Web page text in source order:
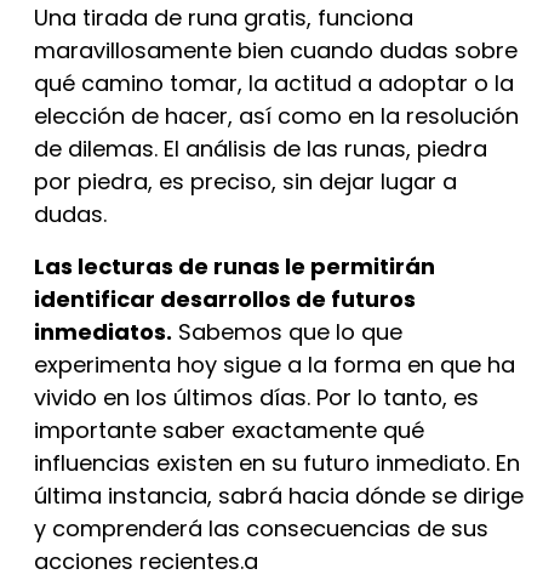
Una tirada de runa gratis, funciona
maravillosamente bien cuando dudas sobre
qué camino tomar, la actitud a adoptar o la
elección de hacer, así como en la resolución
de dilemas. El análisis de las runas, piedra
por piedra, es preciso, sin dejar lugar a
dudas.
Las lecturas de runas le permitirán
identificar desarrollos de futuros
inmediatos. Sabemos que lo que
experimenta hoy sigue a la forma en que ha
vivido en los últimos días. Por lo tanto, es
importante saber exactamente qué
influencias existen en su futuro inmediato. En
última instancia, sabrá hacia dónde se dirige
y comprenderá las consecuencias de sus
acciones recientes.a